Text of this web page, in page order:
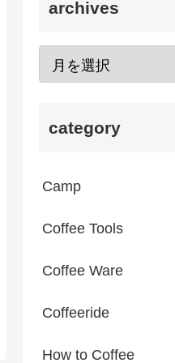
archives
category
Camp
Coffee Tools
Coffee Ware
Coffeeride
How to Coffee